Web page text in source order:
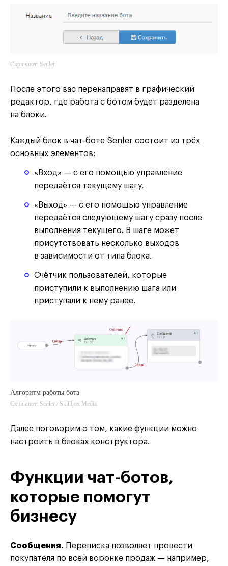
Скриншот: Senler
После этого вас перенаправят в графический
редактор, где работа с ботом будет разделена
на блоки.
Каждый блок в чат-боте Senler состоит из трёх
основных элементов:
«Вход» — с его помощью управление
передаётся текущему шагу.
«Выход» — с его помощью управление
передаётся следующему шагу сразу после
выполнения текущего. В шаге может
присутствовать несколько выходов
в зависимости от типа блока.
Счётчик пользователей, которые
приступили к выполнению шага или
приступали к нему ранее.
Алгоритм работы бота
Скриншот: Senler / Skillbox Media
Далее поговорим о том, какие функции можно
настроить в блоках конструктора.
Функции чат-ботов,
которые помогут
бизнесу
Сообщения. Переписка позволяет провести
покупателя по всей воронке продаж — например,